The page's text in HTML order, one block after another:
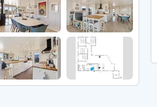
Ferienhäuser Vederso Klit
Ferienhäuser Vejers Strand
Ferienhäuser Vester Husby